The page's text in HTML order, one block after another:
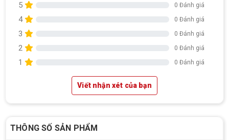
5 0 Đánh giá
4 0 Đánh giá
3 0 Đánh giá
2 0 Đánh giá
1 0 Đánh giá
Viết nhận xét của bạn
THÔNG SỐ SẢN PHẨM